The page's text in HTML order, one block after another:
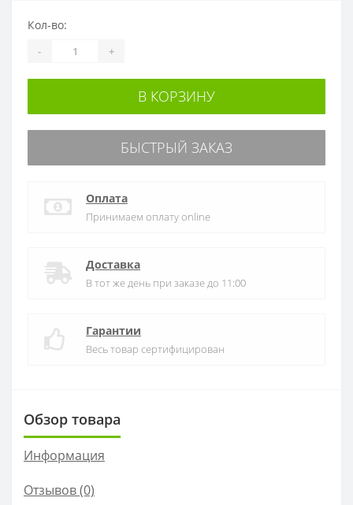
Кол-во:
- +
В КОРЗИНУ
БЫСТРЫЙ ЗАКАЗ
Оплата
Принимаем оплату online
Доставка
В тот же день при заказе до 11:00
Гарантии
Весь товар сертифицирован
Обзор товара
Информация
Отзывов (0)